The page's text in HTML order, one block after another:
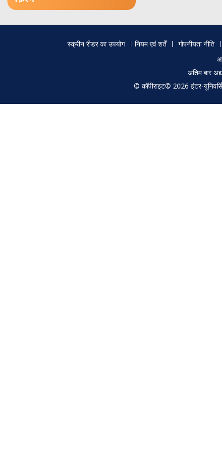
स्क्रीन रीडर का उपयोग नियम एवं शर्तें
गोपनीयता नीति
अंतिम बार
© कॉपीराइट© 2026 इंटर-